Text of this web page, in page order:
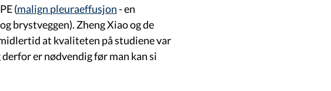
(malign pleuraeffusjon- en
brystveggen). Zheng Xiao og de
at kvaliteten på studiene var
er nødvendig før man kan si